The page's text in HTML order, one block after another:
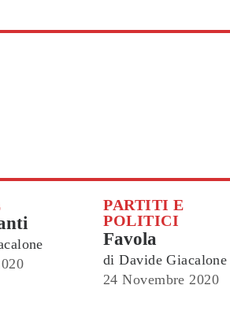
PARTITI E
POLITICI
Favola
di Davide Giacalone
24 Novembre 2020